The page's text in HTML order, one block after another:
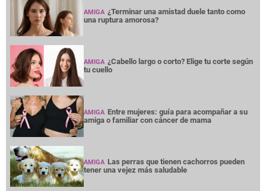
AMIGA ¿Terminar una amistad duele tanto como
una ruptura amorosa?
AMIGA ¿Cabello largo o corto? Elige tu corte según
tu cuello
AMIGA Entre mujeres: guía para acompañar a su
amiga o familiar con cáncer de mama
AMIGA Las perras que tienen cachorros pueden
tener una vejez más saludable